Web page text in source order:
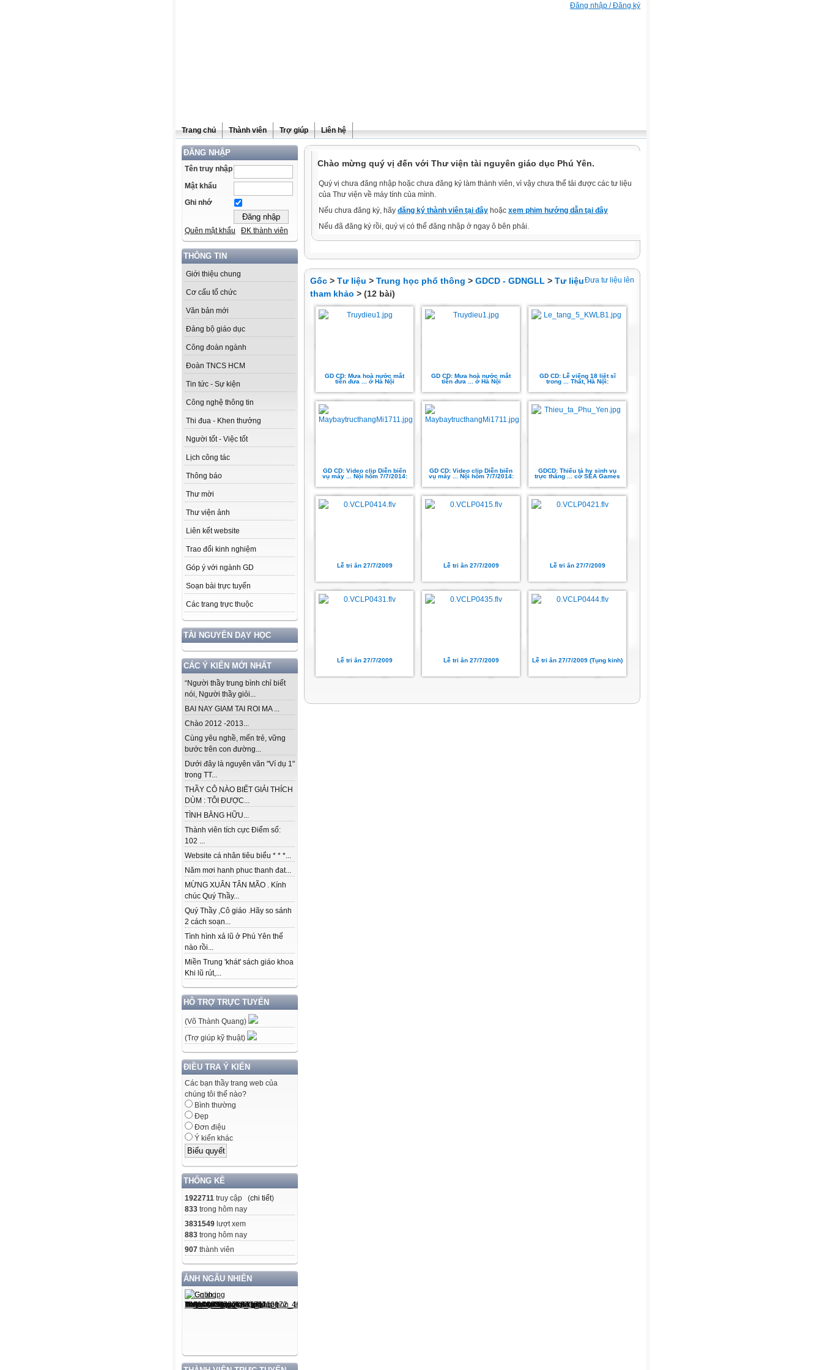
Đăng nhập / Đăng ký
Trang chủ Thành viên Trợ giúp Liên hệ
ĐĂNG NHẬP
Tên truy nhập
Mật khẩu
Ghi nhớ
Quên mật khẩu ĐK thành viên
THÔNG TIN
Giới thiệu chung
Cơ cấu tổ chức
Văn bản mới
Đảng bộ giáo dục
Công đoàn ngành
Đoàn TNCS HCM
Tin tức - Sự kiện
Công nghệ thông tin
Thi đua - Khen thưởng
Người tốt - Việc tốt
Lịch công tác
Thông báo
Thư mời
Thư viện ảnh
Liên kết website
Trao đổi kinh nghiệm
Góp ý với ngành GD
Soạn bài trực tuyến
Các trang trực thuộc
TÀI NGUYÊN DẠY HỌC
CÁC Ý KIẾN MỚI NHẤT
“Người thầy trung bình chỉ biết
nói, Người thầy giỏi...
BAI NAY GIAM TAI ROI MA ...
Chào 2012 -2013...
Cùng yêu nghề, mến trẻ, vững
bước trên con đường...
Dưới đây là nguyên văn "Ví dụ 1"
trong TT...
THẦY CÔ NÀO BIẾT GIẢI THÍCH
DÙM : TÔI ĐƯỢC...
TÌNH BẰNG HỮU...
Thành viên tích cực Điểm số:
102 ...
Website cá nhân tiêu biểu * * *...
Năm mơi hanh phuc thanh đat...
MỪNG XUÂN TÂN MÃO . Kính
chúc Quý Thầy...
Quý Thầy ,Cô giáo .Hãy so sánh
2 cách soạn...
Tình hình xả lũ ở Phú Yên thế
nào rồi...
Miền Trung 'khát' sách giáo khoa
Khi lũ rút,...
HỖ TRỢ TRỰC TUYẾN
(Võ Thành Quang)
(Trợ giúp kỹ thuật)
ĐIỀU TRA Ý KIẾN
Các bạn thầy trang web của
chúng tôi thế nào?
Bình thường
Đẹp
Đơn điệu
Ý kiến khác
THỐNG KÊ
1922711 truy cập (chi tiết)
833 trong hôm nay
3831549 lượt xem
883 trong hôm nay
907 thành viên
ẢNH NGẪU NHIÊN
Chào mừng quý vị đến với Thư viện tài nguyên giáo dục Phú Yên.
Quý vị chưa đăng nhập hoặc chưa đăng ký làm thành viên, vì vậy chưa thể tải được các tư liệu
của Thư viện về máy tính của mình.
Nếu chưa đăng ký, hãy đăng ký thành viên tại đây hoặc xem phim hướng dẫn tại đây
Nếu đã đăng ký rồi, quý vị có thể đăng nhập ở ngay ô bên phải.
Đưa tư liệu lên
Gốc > Tư liệu > Trung học phổ thông > GDCD - GDNGLL > Tư liệu
tham khảo > (12 bài)
GD CD: Mưa hoà nước mắt
tiễn đưa ... ở Hà Nội
GD CD: Mưa hoà nước mắt
tiễn đưa ... ở Hà Nội
GD CD: Lễ viếng 18 liệt sĩ
trong ... Thất, Hà Nội:
GD CD: Video clip Diễn biến
vụ máy ... Nội hôm 7/7/2014:
GD CD: Video clip Diễn biến
vụ máy ... Nội hôm 7/7/2014:
GDCD: Thiếu tá hy sinh vụ
trực thăng ... cờ SEA Games
Lễ tri ân 27/7/2009 Lễ tri ân 27/7/2009 Lễ tri ân 27/7/2009
Lễ tri ân 27/7/2009 Lễ tri ân 27/7/2009 Lễ tri ân 27/7/2009 (Tụng kinh)